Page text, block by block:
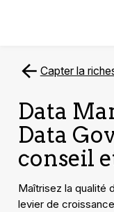
Capter la
Data
Data
conseil
Maîtrisez la qualité
levier de